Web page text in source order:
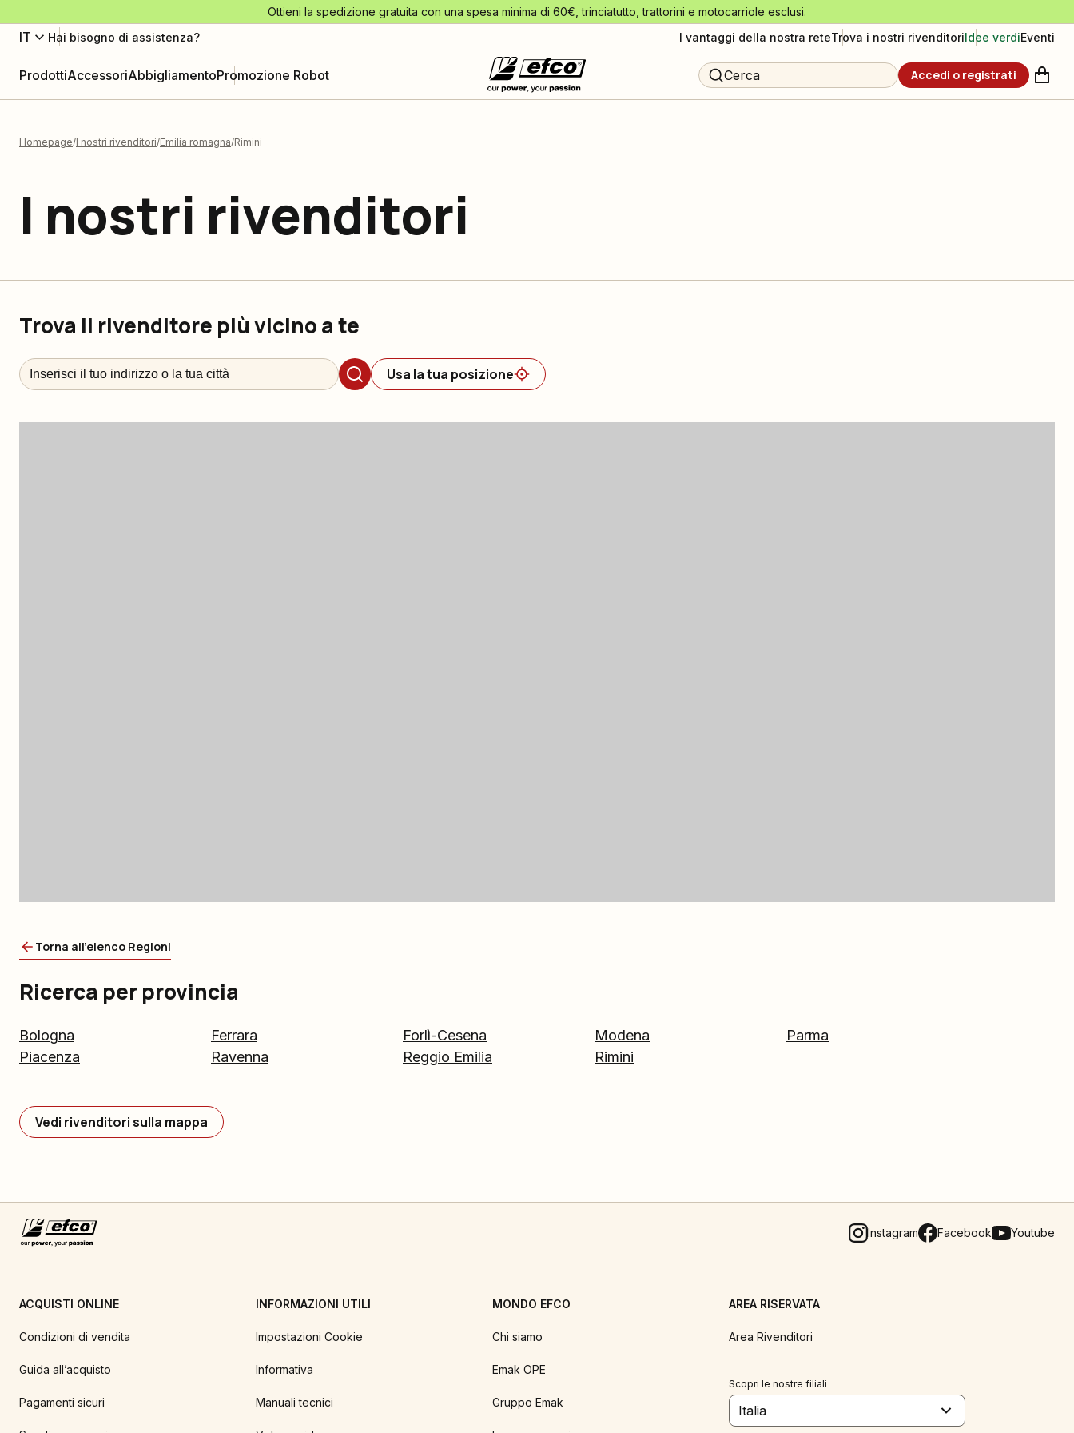
Ottieni la spedizione gratuita con una spesa minima di 60€, trinciatutto, trattorini e motocarriole esclusi.
IT Hai bisogno di assistenza? I vantaggi della nostra reteTrova i nostri rivenditoriIdee verdiEventi
ProdottiAccessoriAbbigliamentoPromozione Robot Cerca Accedi o registrati
Homepage I nostri rivenditori Emilia romagna Rimini
I nostri rivenditori
Trova il rivenditore più vicino a te
Usa la tua posizione
Torna all'elenco Regioni
Ricerca per provincia
Bologna Ferrara Forlì-Cesena Modena
Parma
Piacenza
Ravenna Reggio Emilia Rimini
Vedi rivenditori sulla mappa
Instagram Facebook Youtube
ACQUISTI ONLINE
Condizioni di vendita
Guida all’acquisto
Pagamenti sicuri
INFORMAZIONI UTILI
Impostazioni Cookie
Informativa
Manuali tecnici
MONDO EFCO
Chi siamo
Emak OPE
Gruppo Emak
AREA RISERVATA
Area Rivenditori
Scopri le nostre filiali
Italia